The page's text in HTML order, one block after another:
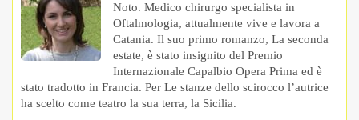
Noto. Medico chirurgo specialista in
Oftalmologia, attualmente vive e lavora a
Catania. Il suo primo romanzo, La seconda
estate, è stato insignito del Premio
Internazionale Capalbio Opera Prima ed è
stato tradotto in Francia. Per Le stanze dello scirocco l’autrice
ha scelto come teatro la sua terra, la Sicilia.